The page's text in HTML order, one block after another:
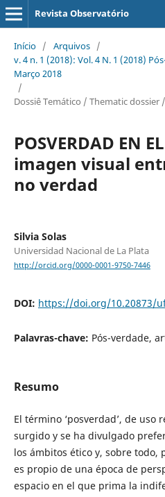
Revista Observatório
Início / Arquivos /
v. 4 n. 1 (2018): Vol. 4 N. 1 (2018)
Março 2018
/
Dossiê Temático / Thematic dossier
POSVERDAD EN
imagen visual
no verdad
Silvia Solas
Universidad Nacional de La Plata
http://orcid.org/0000-0001-9750-7446
DOI: https://doi.org/10.20873/
Palavras-chave: Pós-verdade,
Resumo
El término ‘posverdad’, de uso
surgido y se ha divulgado
los ámbitos ético y, sobre todo,
es propio de una época de
espacio en el que prima la